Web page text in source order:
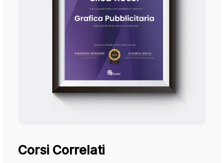
Corsi Correlati